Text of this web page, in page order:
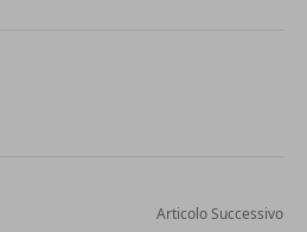
Articolo Successivo